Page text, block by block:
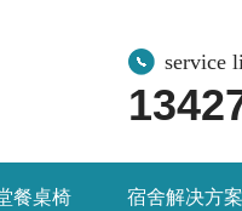
service
餐桌椅 宿舍解决方案